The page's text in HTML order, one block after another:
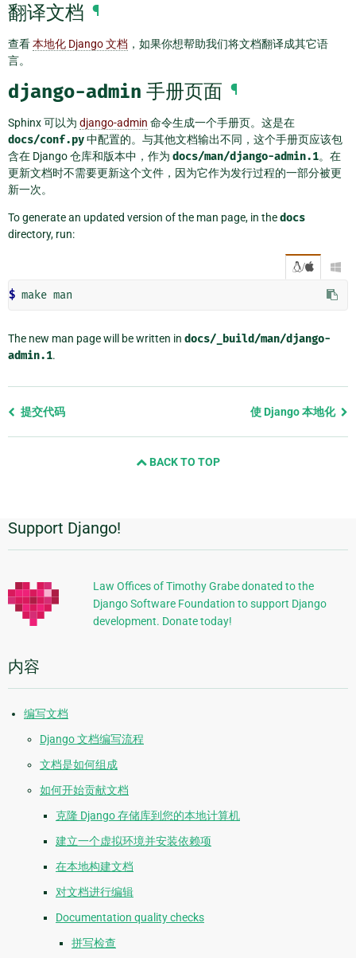
翻译文档 ¶
查看本地化 Django 文档 ，如果你想帮助我们将文档翻译成其它语
言。
django-admin 手册页面 ¶
Sphinx 可以为 django-admin 命令生成一个手册页。这是在
docs/conf.py中配置的。与其他文档输出不同，这个手册页应该包
含在 Django 仓库和版本中，作为 docs/man/django-admin.1。在
更新文档时不需要更新这个文件，因为它作为发行过程的一部分被更
新一次。
To generate an updated version of the man page, in thedocs
directory, run:
/ 
$ make
The new man page will be written in docs/_build/man/django-
admin.1.
Previous
提交代码 使 Django 本地化
BACK TO TOP
附
加
信
息
Support Django!
Law Offices of Timothy Grabe donated to the
Django Software Foundation to support Django
development. Donate today!
内容
编写文档
Django 文档编写流程
文档是如何组成
如何开始贡献文档
克隆 Django 存储库到您的本地计算机
建立一个虚拟环境并安装依赖项
在本地构建文档
对文档进行编辑
Documentation quality checks
拼写检查